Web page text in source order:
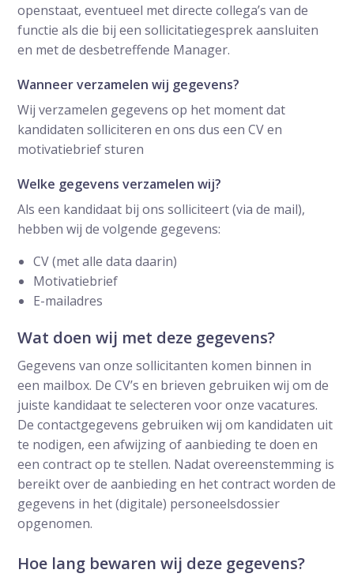
openstaat, eventueel met directe collega’s van de
functie als die bij een sollicitatiegesprek aansluiten
en met de desbetreffende Manager.
Wanneer verzamelen wij gegevens?
Wij verzamelen gegevens op het moment dat
kandidaten solliciteren en ons dus een CV en
motivatiebrief sturen
Welke gegevens verzamelen wij?
Als een kandidaat bij ons solliciteert (via de mail),
hebben wij de volgende gegevens:
CV (met alle data daarin)
Motivatiebrief
E-mailadres
Wat doen wij met deze gegevens?
Gegevens van onze sollicitanten komen binnen in
een mailbox. De CV’s en brieven gebruiken wij om de
juiste kandidaat te selecteren voor onze vacatures.
De contactgegevens gebruiken wij om kandidaten uit
te nodigen, een afwijzing of aanbieding te doen en
een contract op te stellen. Nadat overeenstemming is
bereikt over de aanbieding en het contract worden de
gegevens in het (digitale) personeelsdossier
opgenomen.
Hoe lang bewaren wij deze gegevens?